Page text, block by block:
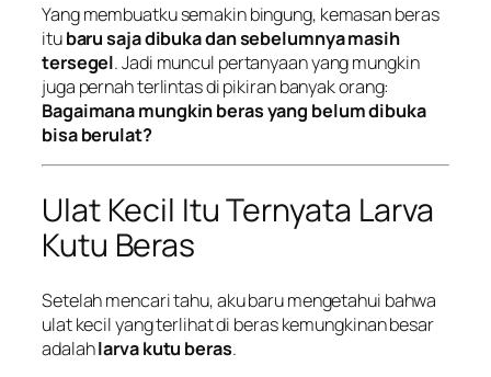
Yang membuatku semakin bingung, kemasan beras
itubaru saja dibuka dan sebelumnya masih
tersegel. Jadi muncul pertanyaan yang mungkin
juga pernah terlintas di pikiran banyak orang:
Bagaimana mungkin beras yang belum dibuka
bisa berulat?
Ulat Kecil Itu Ternyata Larva
Kutu Beras
Setelah mencari tahu, aku baru mengetahui bahwa
ulat kecil yang terlihat di beras kemungkinan besar
adalahlarva kutu beras.